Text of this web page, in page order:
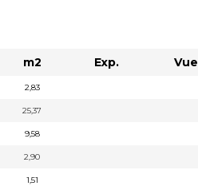
m2 Exp. Vue
2,83
25,37
9,58
2,90
1,51